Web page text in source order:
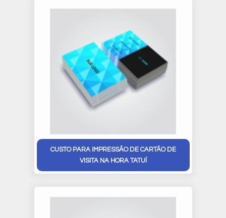
CUSTO PARA IMPRESSÃO DE CARTÃO DE
VISITA NA HORA TATUÍ